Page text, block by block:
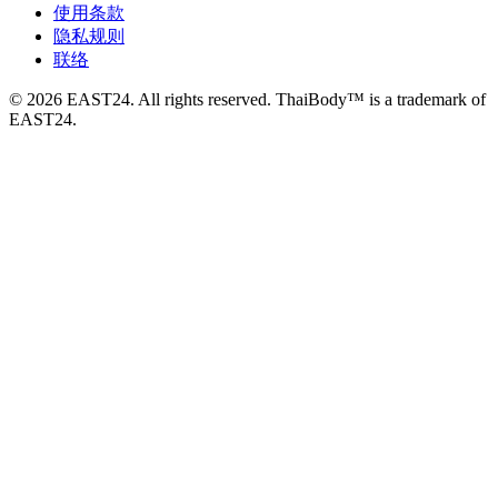
使用条款
隐私规则
联络
© 2026 EAST24. All rights reserved. ThaiBody™ is a trademark of
EAST24.